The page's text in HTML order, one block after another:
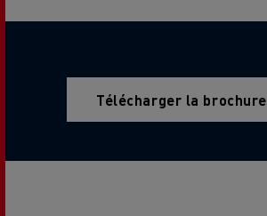
Télécharger la brochure